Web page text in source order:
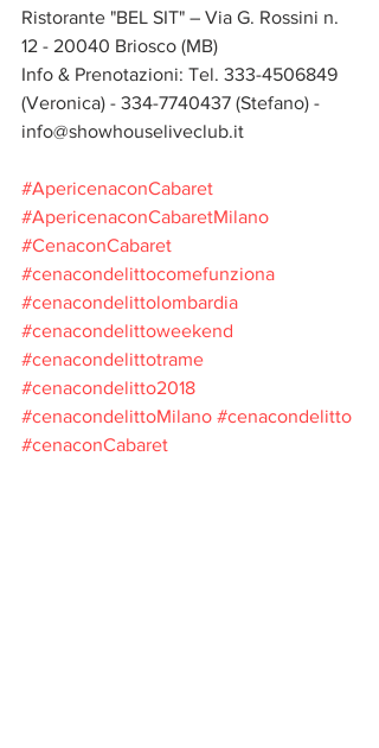
Ristorante "BEL SIT" – Via G. Rossini n.
12 - 20040 Briosco (MB)
Info & Prenotazioni: Tel. 333-4506849
(Veronica) - 334-7740437 (Stefano) -
info@showhouseliveclub.it
#ApericenaconCabaret
#ApericenaconCabaretMilano
#CenaconCabaret
#cenacondelittocomefunziona
#cenacondelittolombardia
#cenacondelittoweekend
#cenacondelittotrame
#cenacondelitto2018
#cenacondelittoMilano #cenacondelitto
#cenaconCabaret